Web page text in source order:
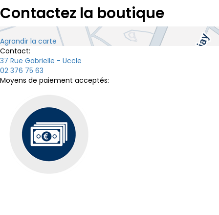
Contactez la boutique
Agrandir la carte
Contact:
37 Rue Gabrielle - Uccle
02 376 75 63
Moyens de paiement acceptés: